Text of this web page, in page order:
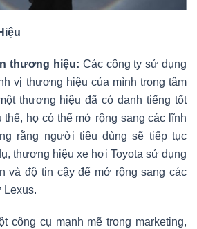
thương hiệu: Các công ty sử dụng
vị thương hiệu của mình trong tâm
thương hiệu đã có danh tiếng tốt
thể, họ có thể mở rộng sang các lĩnh
rằng người tiêu dùng sẽ tiếp tục
thương hiệu xe hơi Toyota sử dụng
và độ tin cậy để mở rộng sang các
Lexus.
công cụ mạnh mẽ trong marketing,